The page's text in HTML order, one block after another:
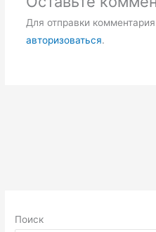
Для отправки
авторизоваться.
Поиск